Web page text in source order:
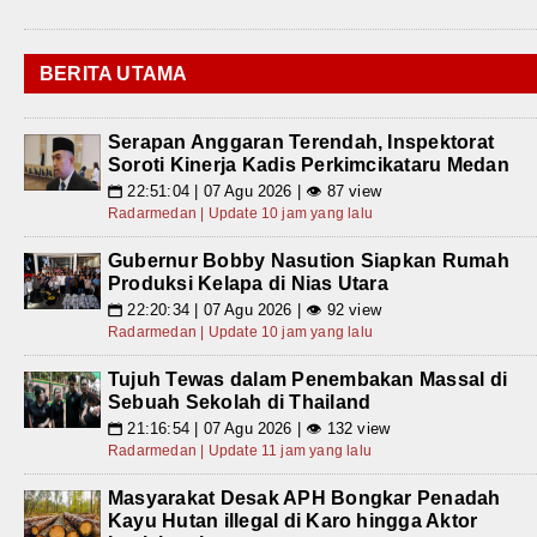
BERITA UTAMA
Serapan Anggaran Terendah, Inspektorat
Soroti Kinerja Kadis Perkimcikataru Medan
📅 22:51:04 | 07 Agu 2026 | 👁 87 view
Radarmedan | Update 10 jam yang lalu
Gubernur Bobby Nasution Siapkan Rumah
Produksi Kelapa di Nias Utara
📅 22:20:34 | 07 Agu 2026 | 👁 92 view
Radarmedan | Update 10 jam yang lalu
Tujuh Tewas dalam Penembakan Massal di
Sebuah Sekolah di Thailand
📅 21:16:54 | 07 Agu 2026 | 👁 132 view
Radarmedan | Update 11 jam yang lalu
Masyarakat Desak APH Bongkar Penadah
Kayu Hutan illegal di Karo hingga Aktor